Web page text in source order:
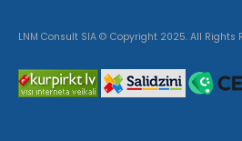
LNM Consult SIA © Copyright 2025. All Rights